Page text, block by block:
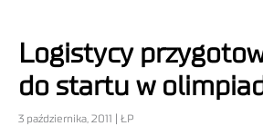
Logistycy
do startu w
3 października, 2011 | ŁP